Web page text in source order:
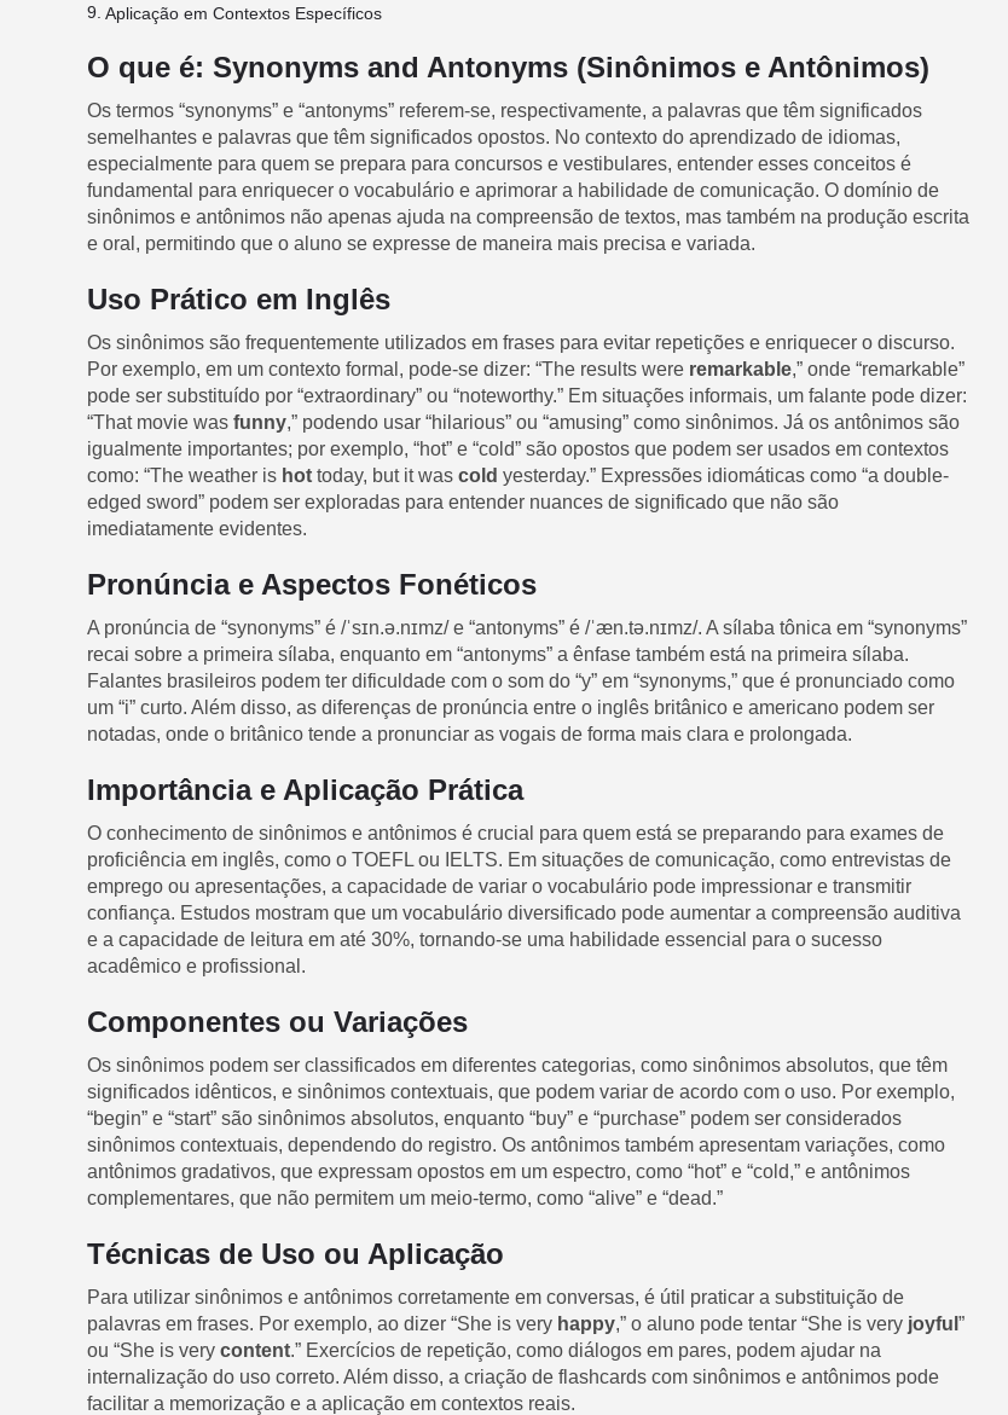
Aplicação em Contextos Específicos
O que é: Synonyms and Antonyms (Sinônimos e Antônimos)
Os termos “synonyms” e “antonyms” referem-se, respectivamente, a palavras que têm significados
semelhantes e palavras que têm significados opostos. No contexto do aprendizado de idiomas,
especialmente para quem se prepara para concursos e vestibulares, entender esses conceitos é
fundamental para enriquecer o vocabulário e aprimorar a habilidade de comunicação. O domínio de
sinônimos e antônimos não apenas ajuda na compreensão de textos, mas também na produção escrita
e oral, permitindo que o aluno se expresse de maneira mais precisa e variada.
Uso Prático em Inglês
Os sinônimos são frequentemente utilizados em frases para evitar repetições e enriquecer o discurso.
Por exemplo, em um contexto formal, pode-se dizer: “The results were remarkable,” onde “remarkable”
pode ser substituído por “extraordinary” ou “noteworthy.” Em situações informais, um falante pode dizer:
“That movie was funny,” podendo usar “hilarious” ou “amusing” como sinônimos. Já os antônimos são
igualmente importantes; por exemplo, “hot” e “cold” são opostos que podem ser usados em contextos
como: “The weather is hot today, but it was cold yesterday.” Expressões idiomáticas como “a double-
edged sword” podem ser exploradas para entender nuances de significado que não são
imediatamente evidentes.
Pronúncia e Aspectos Fonéticos
A pronúncia de “synonyms” é /ˈsɪn.ə.nɪmz/ e “antonyms” é /ˈæn.tə.nɪmz/. A sílaba tônica em “synonyms”
recai sobre a primeira sílaba, enquanto em “antonyms” a ênfase também está na primeira sílaba.
Falantes brasileiros podem ter dificuldade com o som do “y” em “synonyms,” que é pronunciado como
um “i” curto. Além disso, as diferenças de pronúncia entre o inglês britânico e americano podem ser
notadas, onde o britânico tende a pronunciar as vogais de forma mais clara e prolongada.
Importância e Aplicação Prática
O conhecimento de sinônimos e antônimos é crucial para quem está se preparando para exames de
proficiência em inglês, como o TOEFL ou IELTS. Em situações de comunicação, como entrevistas de
emprego ou apresentações, a capacidade de variar o vocabulário pode impressionar e transmitir
confiança. Estudos mostram que um vocabulário diversificado pode aumentar a compreensão auditiva
e a capacidade de leitura em até 30%, tornando-se uma habilidade essencial para o sucesso
acadêmico e profissional.
Componentes ou Variações
Os sinônimos podem ser classificados em diferentes categorias, como sinônimos absolutos, que têm
significados idênticos, e sinônimos contextuais, que podem variar de acordo com o uso. Por exemplo,
“begin” e “start” são sinônimos absolutos, enquanto “buy” e “purchase” podem ser considerados
sinônimos contextuais, dependendo do registro. Os antônimos também apresentam variações, como
antônimos gradativos, que expressam opostos em um espectro, como “hot” e “cold,” e antônimos
complementares, que não permitem um meio-termo, como “alive” e “dead.”
Técnicas de Uso ou Aplicação
Para utilizar sinônimos e antônimos corretamente em conversas, é útil praticar a substituição de
palavras em frases. Por exemplo, ao dizer “She is very happy,” o aluno pode tentar “She is very joyful ”
ou “She is very content.” Exercícios de repetição, como diálogos em pares, podem ajudar na
internalização do uso correto. Além disso, a criação de flashcards com sinônimos e antônimos pode
facilitar a memorização e a aplicação em contextos reais.